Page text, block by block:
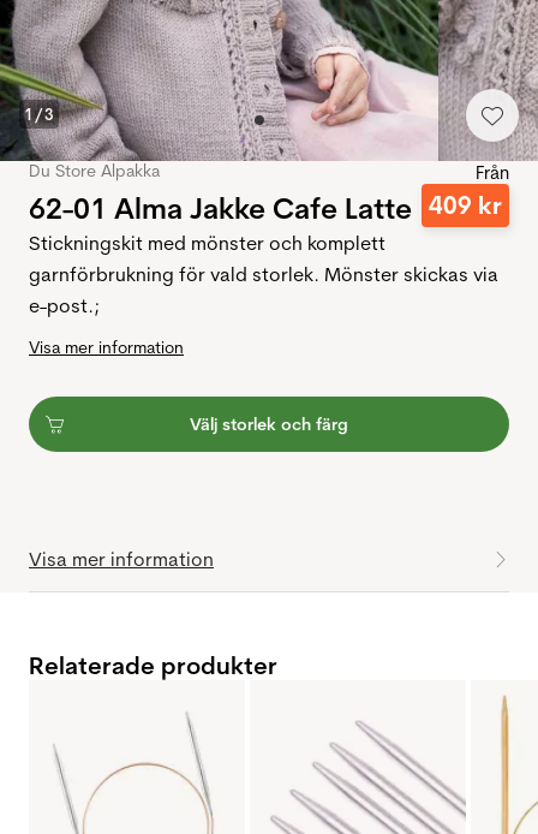
1/3
Du Store Alpakka
62-01 Alma Jakke Cafe Latte
Från
409 kr
Stickningskit med mönster och komplett
garnförbrukning för vald storlek. Mönster skickas via
e-post.;
Visa mer information
Välj storlek och färg
Visa mer information
Relaterade produkter